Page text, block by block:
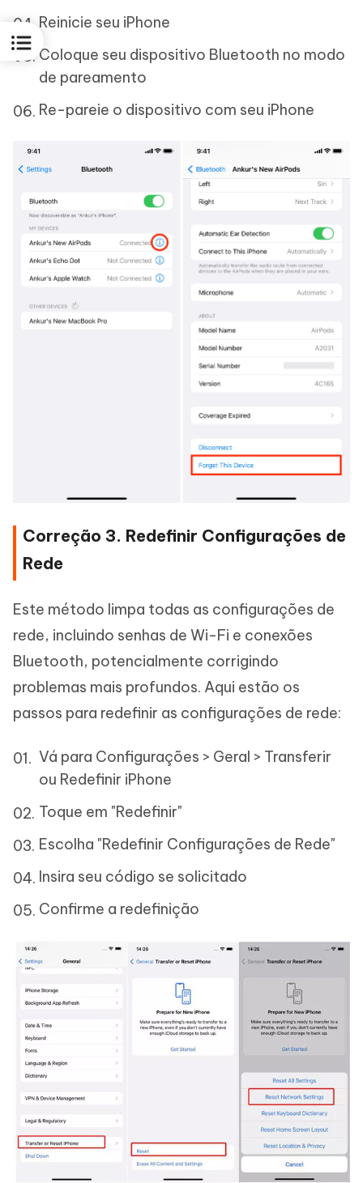
Reinicie seu iPhone
Coloque seu dispositivo Bluetooth no modo
de pareamento
Re-pareie o dispositivo com seu iPhone
Correção 3. Redefinir Configurações de
Rede
Este método limpa todas as configurações de
rede, incluindo senhas de Wi-Fi e conexões
Bluetooth, potencialmente corrigindo
problemas mais profundos. Aqui estão os
passos para redefinir as configurações de rede:
Vá para Configurações > Geral > Transferir
ou Redefinir iPhone
Toque em "Redefinir"
Escolha "Redefinir Configurações de Rede"
Insira seu código se solicitado
Confirme a redefinição